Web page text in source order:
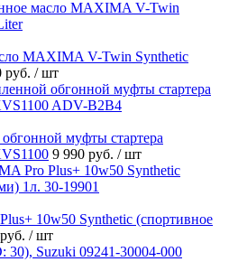
MAXIMA V-Twin Synthetic
руб. / шт
муфты стартера
9 990 руб. / шт
10w50 Synthetic (спортивное
/ шт